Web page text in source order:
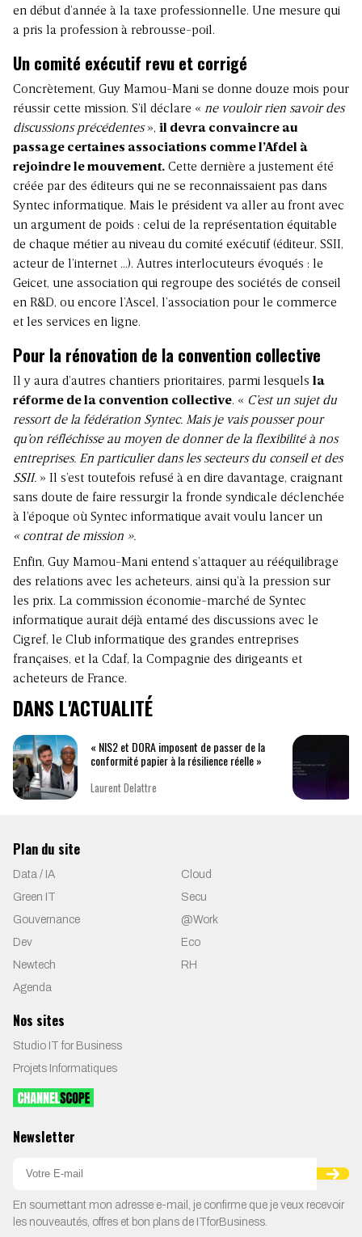
en début d’année à la taxe professionnelle. Une mesure qui
a pris la profession à rebrousse-poil.
Un comité exécutif revu et corrigé
Concrètement, Guy Mamou-Mani se donne douze mois pour
réussir cette mission. S’il déclare « ne vouloir rien savoir des
discussions précédentes», il devra convaincre au
passage certaines associations comme l’Afdel à
rejoindre le mouvement. Cette dernière a justement été
créée par des éditeurs qui ne se reconnaissaient pas dans
Syntec informatique. Mais le président va aller au front avec
un argument de poids : celui de la représentation équitable
de chaque métier au niveau du comité exécutif (éditeur, SSII,
acteur de l’internet …). Autres interlocuteurs évoqués : le
Geicet, une association qui regroupe des sociétés de conseil
en R&D, ou encore l’Ascel, l’association pour le commerce
et les services en ligne.
Pour la rénovation de la convention collective
Il y aura d’autres chantiers prioritaires, parmi lesquels la
réforme de la convention collective. « C’est un sujet du
ressort de la fédération Syntec. Mais je vais pousser pour
qu’on réfléchisse au moyen de donner de la flexibilité à nos
entreprises. En particulier dans les secteurs du conseil et des
SSII. » Il s’est toutefois refusé à en dire davantage, craignant
sans doute de faire ressurgir la fronde syndicale déclenchée
à l’époque où Syntec informatique avait voulu lancer un
« contrat de mission ».
Enfin, Guy Mamou-Mani entend s’attaquer au rééquilibrage
des relations avec les acheteurs, ainsi qu’à la pression sur
les prix. La commission économie-marché de Syntec
informatique aurait déjà entamé des discussions avec le
Cigref, le Club informatique des grandes entreprises
françaises, et la Cdaf, la Compagnie des dirigeants et
acheteurs de France.
DANS L'ACTUALITÉ
« NIS2 et DORA imposent de passer de la
conformité papier à la résilience réelle »
Laurent Delattre
Plan du site
Data / IA
Cloud
Green IT
Secu
Gouvernance
@Work
Dev
Eco
Newtech
RH
Agenda
Nos sites
Studio IT for Business
Projets Informatiques
Newsletter
En soumettant mon adresse e-mail, je confirme que je veux recevoir
les nouveautés, offres et bon plans de ITforBusiness.